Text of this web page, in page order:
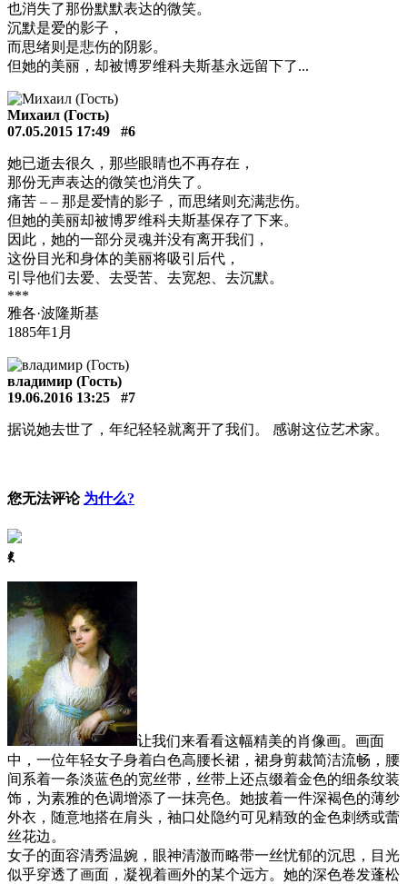
也消失了那份默默表达的微笑。
沉默是爱的影子，
而思绪则是悲伤的阴影。
但她的美丽，却被博罗维科夫斯基永远留下了...
Михаил (Гость)
07.05.2015 17:49
#6
她已逝去很久，那些眼睛也不再存在，
那份无声表达的微笑也消失了。
痛苦 – – 那是爱情的影子，而思绪则充满悲伤。
但她的美丽却被博罗维科夫斯基保存了下来。
因此，她的一部分灵魂并没有离开我们，
这份目光和身体的美丽将吸引后代，
引导他们去爱、去受苦、去宽恕、去沉默。
***
雅各·波隆斯基
1885年1月
владимир (Гость)
19.06.2016 13:25
#7
据说她去世了，年纪轻轻就离开了我们。 感谢这位艺术家。
您无法评论 为什么?
ꈅ
让我们来看看这幅精美的肖像画。画面
中，一位年轻女子身着白色高腰长裙，裙身剪裁简洁流畅，腰
间系着一条淡蓝色的宽丝带，丝带上还点缀着金色的细条纹装
饰，为素雅的色调增添了一抹亮色。她披着一件深褐色的薄纱
外衣，随意地搭在肩头，袖口处隐约可见精致的金色刺绣或蕾
丝花边。
女子的面容清秀温婉，眼神清澈而略带一丝忧郁的沉思，目光
似乎穿透了画面，凝视着画外的某个远方。她的深色卷发蓬松